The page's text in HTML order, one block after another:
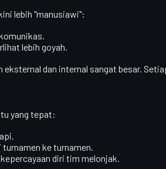
lebih "manusiawi":
lebih goyah.
eksternal dan internal sangat besar.
yang tepat:
ke turnamen.
diri tim melonjak.